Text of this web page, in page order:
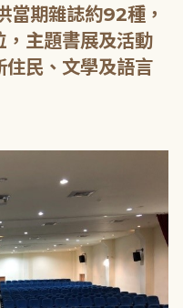
當期雜誌約92種，
，主題書展及活動
住民、文學及語言